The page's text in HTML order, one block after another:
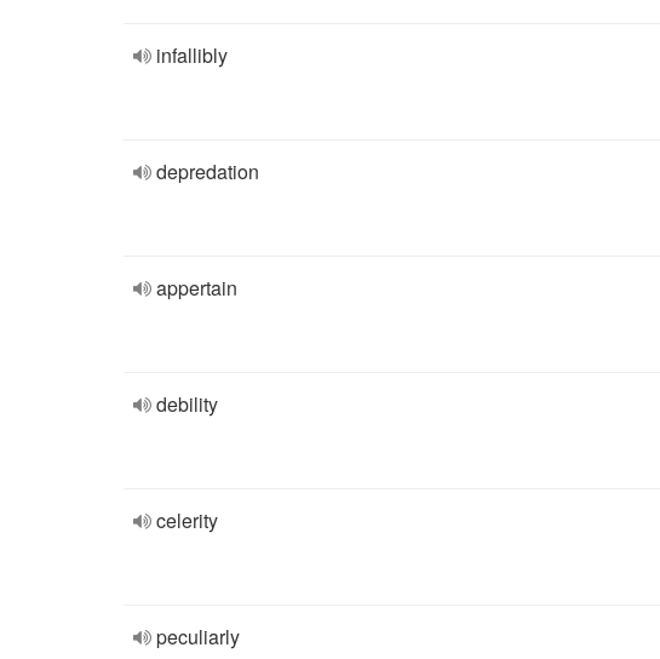
infallibly
depredation
appertain
debility
celerity
peculiarly